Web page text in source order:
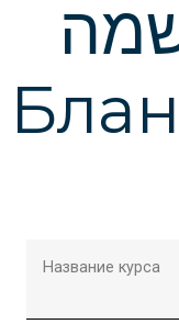
Название курса